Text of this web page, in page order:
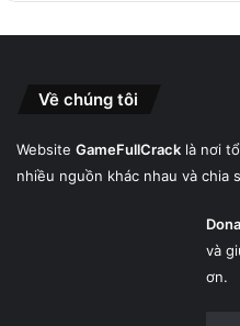
Về chúng tôi
Website GameFullCrack là nơi
nhiều nguồn khác nhau và chia
và
ơn.